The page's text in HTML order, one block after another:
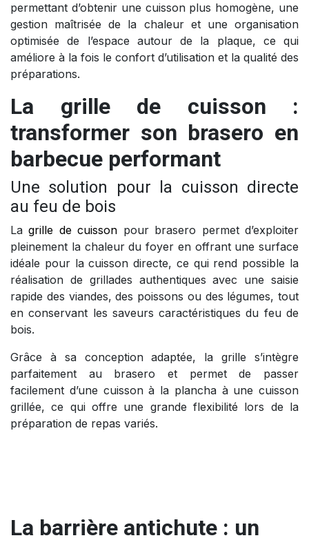
permettant d’obtenir une cuisson plus homogène, une
gestion maîtrisée de la chaleur et une organisation
optimisée de l’espace autour de la plaque, ce qui
améliore à la fois le confort d’utilisation et la qualité des
préparations.
La grille de cuisson :
transformer son brasero en
barbecue performant
Une solution pour la cuisson directe
au feu de bois
Lagrille de cuisson pour brasero permet d’exploiter
pleinement la chaleur du foyer en offrant une surface
idéale pour la cuisson directe, ce qui rend possible la
réalisation de grillades authentiques avec une saisie
rapide des viandes, des poissons ou des légumes, tout
en conservant les saveurs caractéristiques du feu de
bois.
Grâce à sa conception adaptée, la grille s’intègre
parfaitement au brasero et permet de passer
facilement d’une cuisson à la plancha à une cuisson
grillée, ce qui offre une grande flexibilité lors de la
préparation de repas variés.
La barrière antichute : un